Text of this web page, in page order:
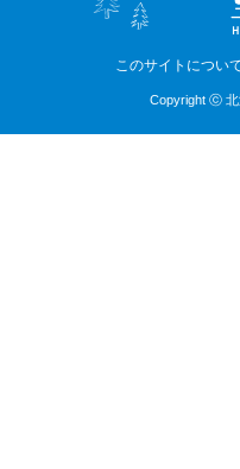
このサイトについ
Copyright ⓒ 北